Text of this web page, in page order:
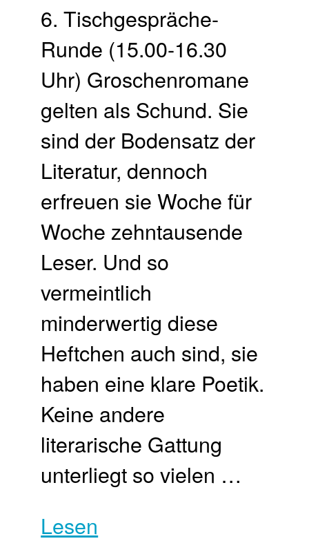
6. Tischgespräche-
Runde (15.00-16.30
Uhr) Groschenromane
gelten als Schund. Sie
sind der Bodensatz der
Literatur, dennoch
erfreuen sie Woche für
Woche zehntausende
Leser. Und so
vermeintlich
minderwertig diese
Heftchen auch sind, sie
haben eine klare Poetik.
Keine andere
literarische Gattung
unterliegt so vielen …
Lesen